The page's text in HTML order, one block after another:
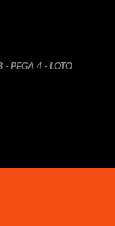
PEGA 4 - LOTO